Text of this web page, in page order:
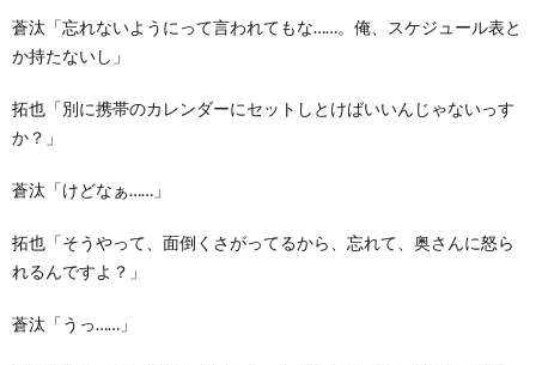
蒼汰「忘れないようにって言われてもな……。俺、スケジュール表と
か持たないし」
拓也「別に携帯のカレンダーにセットしとけばいいんじゃないっす
か？」
蒼汰「けどなぁ……」
拓也「そうやって、面倒くさがってるから、忘れて、奥さんに怒ら
れるんですよ？」
蒼汰「うっ……」